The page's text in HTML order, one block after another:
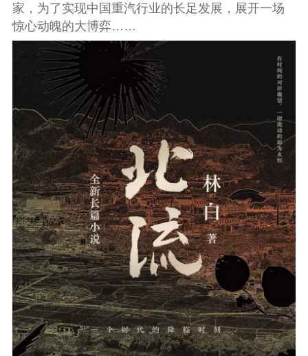
家，为了实现中国重汽行业的长足发展，展开一场
惊心动魄的大博弈……